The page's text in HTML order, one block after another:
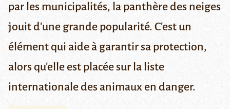
par les municipalités, la panthère des neiges
jouit d'une grande popularité. C'est un
élément qui aide à garantir sa protection,
alors qu'elle est placée sur la liste
internationale des animaux en danger.